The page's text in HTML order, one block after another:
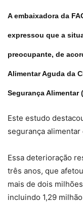
A embaixadora da
expressou que a
preocupante, de
Alimentar Aguda da
Segurança Alimentar
Este estudo
segurança
Essa deterioração
três anos, que
mais de dois
incluindo 1,29